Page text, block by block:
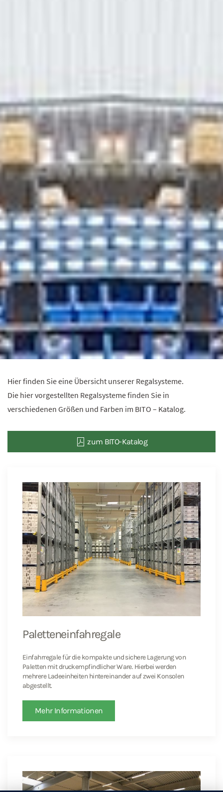
Hier finden Sie eine Übersicht unserer Regalsysteme.
Die hier vorgestellten Regalsysteme finden Sie in
verschiedenen Größen und Farben im BITO – Katalog.
zum BITO-Katalog
Paletteneinfahregale
Einfahrregale für die kompakte und sichere Lagerung von
Paletten mit druckempfindlicher Ware. Hierbei werden
mehrere Ladeeinheiten hintereinander auf zwei Konsolen
abgestellt.
Mehr Informationen